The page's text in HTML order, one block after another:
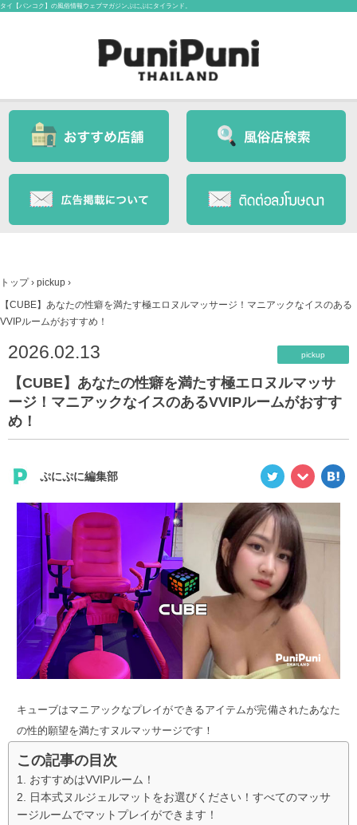
タイ【バンコク】の風俗情報ウェブマガジンぷにぷにタイランド。
トップ › pickup ›
【CUBE】あなたの性癖を満たす極エロヌルマッサージ！マニアックなイスのある
VVIPルームがおすすめ！
2026.02.13 pickup
【CUBE】あなたの性癖を満たす極エロヌルマッサ
ージ！マニアックなイスのあるVVIPルームがおすす
め！
ぷにぷに編集部
キューブはマニアックなプレイができるアイテムが完備されたあなた
の性的願望を満たすヌルマッサージです！
この記事の目次
おすすめはVVIPルーム！
日本式ヌルジェルマットをお選びください！すべてのマッサ
ージルームでマットプレイができます！